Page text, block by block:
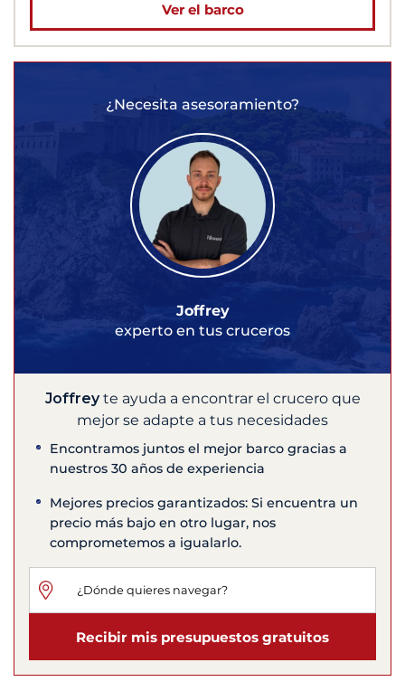
Ver el barco
¿Necesita asesoramiento?
Joffrey
experto en tus cruceros
Joffreyte ayuda a encontrar el crucero que
mejor se adapte a tus necesidades
Encontramos juntos el mejor barco gracias a
nuestros 30 años de experiencia
Mejores precios garantizados: Si encuentra un
precio más bajo en otro lugar, nos
comprometemos a igualarlo.
Recibir mis presupuestos gratuitos